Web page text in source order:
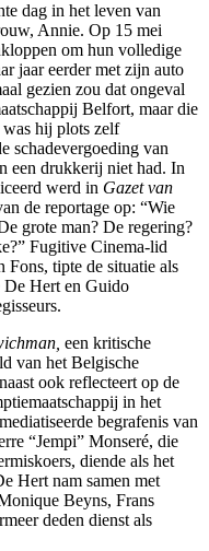
dag in het leven van
Annie. Op 15 mei
om hun volledige
jaar eerder met zijn auto
gezien zou dat ongeval
Belfort, maar die
hij plots zelf
schadevergoeding van
een drukkerij niet had. In
werd in Gazet van
de reportage op: “Wie
grote man? De regering?
Fugitive Cinema-lid
tipte de situatie als
Hert en Guido
een kritische
van het Belgische
ook reflecteert op de
in het
begrafenis van
“Jempi” Monseré, die
diende als het
Hert nam samen met
Beyns, Frans
deden dienst als